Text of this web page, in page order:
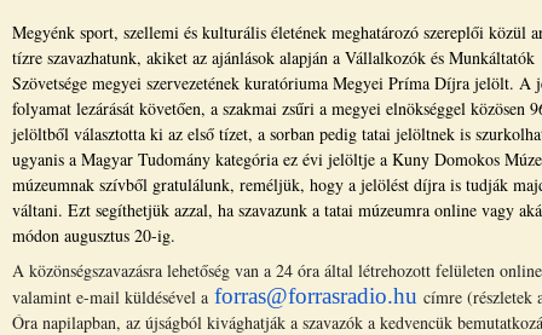
Megyénk sport, szellemi és kulturális életének meghatározó szereplői közül
tízre szavazhatunk, akiket az ajánlások alapján a Vállalkozók és Munkáltatók
Szövetsége megyei szervezetének kuratóriuma Megyei Príma Díjra jelölt. A
folyamat lezárását követően, a szakmai zsűri a megyei elnökséggel közösen
jelöltből választotta ki az első tízet, a sorban pedig tatai jelöltnek is
ugyanis a Magyar Tudomány kategória ez évi jelöltje a Kuny Domokos
múzeumnak szívből gratulálunk, reméljük, hogy a jelölést díjra is tudják
váltani. Ezt segíthetjük azzal, ha szavazunk a tatai múzeumra online vagy
módon augusztus 20-ig.
A közönségszavazásra lehetőség van a 24 óra által létrehozott felületen
valamint e-mail küldésével a forras@forrasradio.hu címre (részletek
Óra napilapban, az újságból kivághatják a szavazók a kedvencük